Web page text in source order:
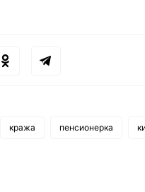
кража пенсионерка